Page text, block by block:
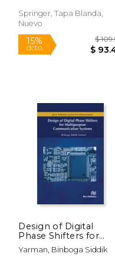
Springer, Tapa Blanda,
Nuevo
15%
dcto.
Design of Digital
Phase Shifters for
Multipurpose
Communication
Yarman, Binboga Siddik